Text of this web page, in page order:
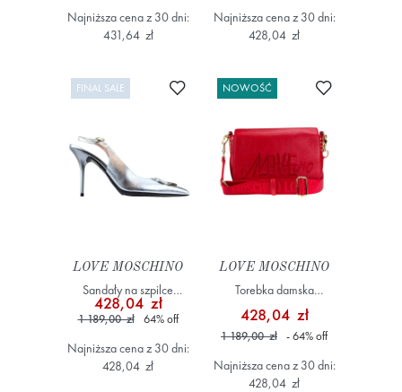
Najniższa cena z 30 dni:
431,64 zł
Najniższa cena z 30 dni:
428,04 zł
FINAL SALE Dodaj do ulubionych
LOVE MOSCHINO
Sandały na szpilce
JA10119G1LIF0
Szary/Srebrny
428,04 zł
1 189,00 zł 64%off
Najniższa cena z 30 dni:
428,04 zł
NOWOŚĆ Dodaj do
LOVE MOSCHINO
Torebka damska
JC4330PP0NK1150A
Czerwony
428,04 zł
1 189,00 zł - 64%off
Najniższa cena z 30 dni:
428,04 zł